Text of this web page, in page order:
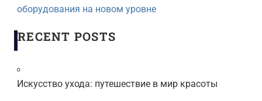
оборудования на новом уровне
RECENT POSTS
Искусство ухода: путешествие в мир красоты